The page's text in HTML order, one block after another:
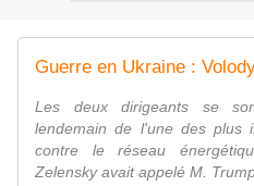
Les deux dirigeants se
lendemain de l'une des plus
contre le réseau
Zelensky avait appelé M. Trump